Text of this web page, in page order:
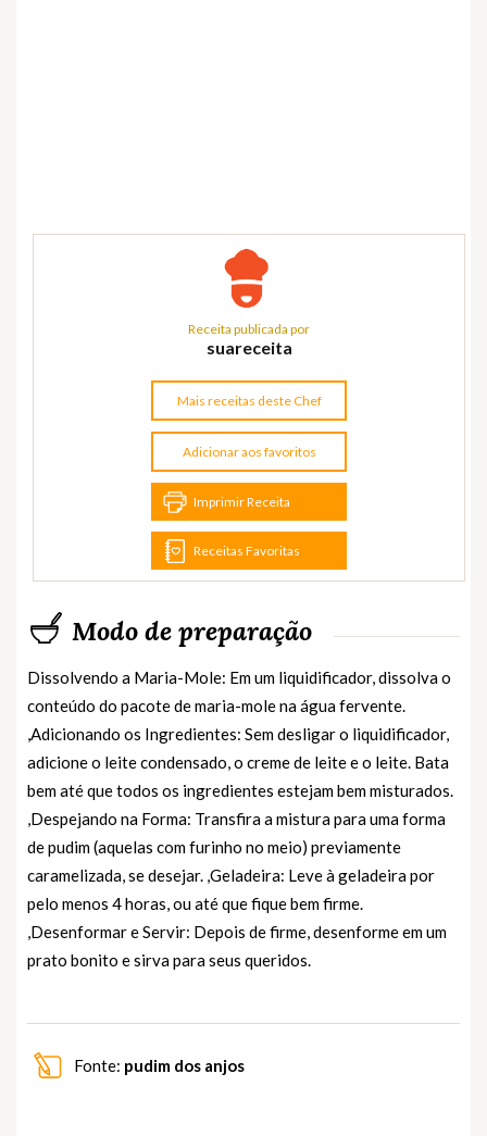
Receita publicada por
suareceita
Mais receitas deste Chef
Adicionar aos favoritos
Imprimir Receita
Receitas Favoritas
Modo de preparação
Dissolvendo a Maria-Mole: Em um liquidificador, dissolva o
conteúdo do pacote de maria-mole na água fervente.
,Adicionando os Ingredientes: Sem desligar o liquidificador,
adicione o leite condensado, o creme de leite e o leite. Bata
bem até que todos os ingredientes estejam bem misturados.
,Despejando na Forma: Transfira a mistura para uma forma
de pudim (aquelas com furinho no meio) previamente
caramelizada, se desejar. ,Geladeira: Leve à geladeira por
pelo menos 4 horas, ou até que fique bem firme.
,Desenformar e Servir: Depois de firme, desenforme em um
prato bonito e sirva para seus queridos.
Fonte: pudim dos anjos